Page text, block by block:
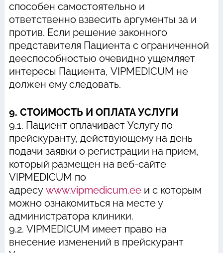
способен самостоятельно и
ответственно взвесить аргументы за и
против. Если решение законного
представителя Пациента с ограниченной
дееспособностью очевидно ущемляет
интересы Пациента, VIPMEDICUM не
должен ему следовать.
9. СТОИМОСТЬ И ОПЛАТА УСЛУГИ
9.1. Пациент оплачивает Услугу по
прейскуранту, действующему на день
подачи заявки о регистрации на прием,
который размещен на веб-сайте
VIPMEDICUM по
адресу www.vipmedicum.eeи с которым
можно ознакомиться на месте у
администратора клиники.
9.2. VIPMEDICUM имеет право на
внесение изменений в прейскурант